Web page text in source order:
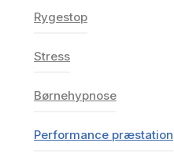
Rygestop
Stress
Børnehypnose
Performance præstation
Rygestop
Stress
Børnehypnose
Performance præstation